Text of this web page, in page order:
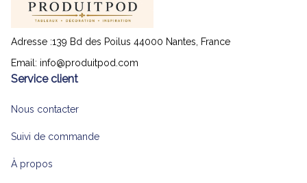
Adresse :139 Bd des Poilus 44000 Nantes, France
Email: info@produitpod.com
Service client
Nous contacter
Suivi de commande
À propos